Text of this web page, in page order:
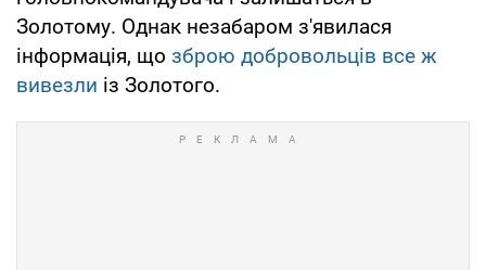
Золотому. Однак незабаром з'явилася
інформація, що зброю добровольців все ж
вивезли із Золотого.